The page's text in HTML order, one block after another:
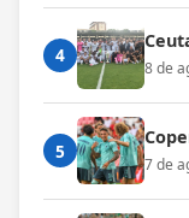
4
8 de
5
7 de